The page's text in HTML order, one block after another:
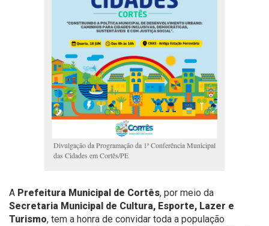
Divulgação da Programação da 1ª Conferência Municipal
das Cidades em Cortês/PE
A Prefeitura Municipal de Cortês, por meio da
Secretaria Municipal de Cultura, Esporte, Lazer e
Turismo, tem a honra de convidar toda a população